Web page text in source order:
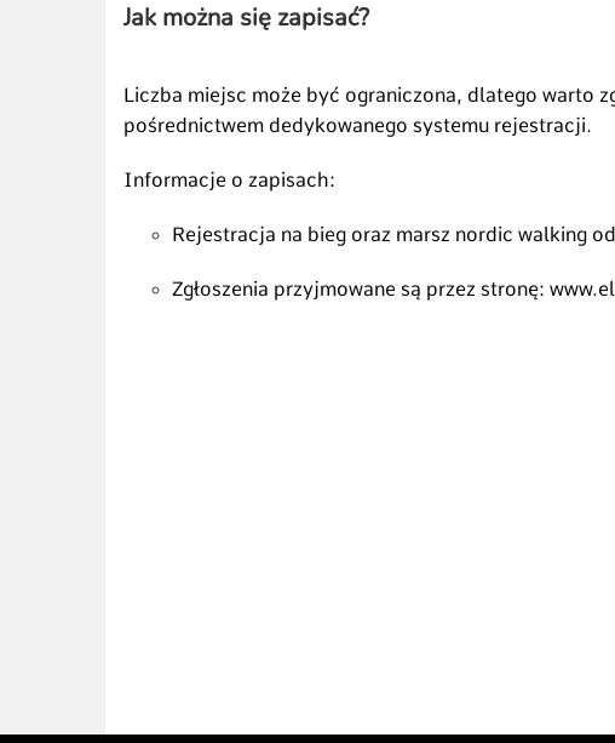
Jak można się zapisać?
Liczba miejsc może być ograniczona, dlatego warto
pośrednictwem dedykowanego systemu rejestracji.
Informacje o zapisach:
Rejestracja na bieg oraz marsz nordic walking
Zgłoszenia przyjmowane są przez stronę: